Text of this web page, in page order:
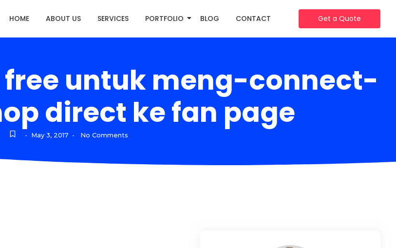
HOME ABOUT US SERVICES PORTFOLIO BLOG CONTACT Get a Quote
free untuk meng-connect-
direct ke fan page
- May 3, 2017 - No Comments